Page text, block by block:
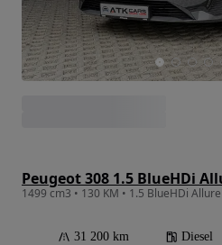
Peugeot 308 1.5 BlueHDi
31 200 km Diesel